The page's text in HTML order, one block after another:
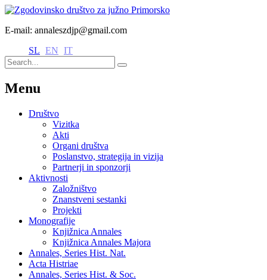
E-mail: annaleszdjp@gmail.com
SL EN IT
Menu
Društvo
Vizitka
Akti
Organi društva
Poslanstvo, strategija in vizija
Partnerji in sponzorji
Aktivnosti
Založništvo
Znanstveni sestanki
Projekti
Monografije
Knjižnica Annales
Knjižnica Annales Majora
Annales, Series Hist. Nat.
Acta Histriae
Annales, Series Hist. & Soc.